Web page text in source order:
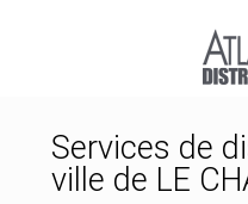
Services de
ville de LE